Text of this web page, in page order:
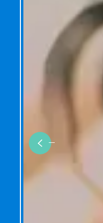
Previous